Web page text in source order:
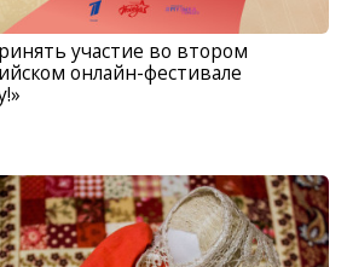
участие во втором
онлайн-фестивале